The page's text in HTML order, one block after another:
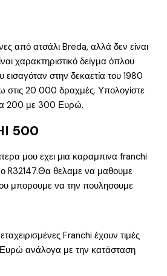
από ατσάλι Breda, αλλά δεν είναι
χαρακτηριστικό δείγμα όπλου
εισαγόταν στην δεκαετία του 1980
στις 20 000 δραχμές. Υπολογίστε
200 με 300 Ευρώ.
500
μου εχει μια καραμπινα franchi
R32147.Θα θελαμε να μαθουμε
μπορουμε να την πουλησουμε
Franchi έχουν τιμές
ανάλογα με την κατάσταση